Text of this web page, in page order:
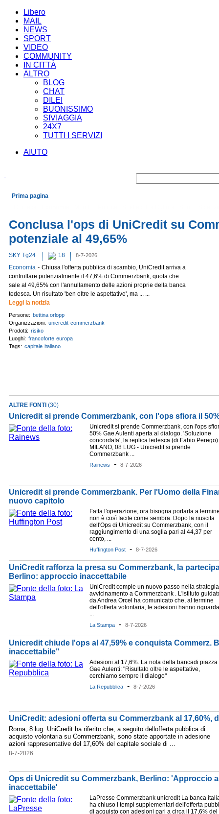
Libero
MAIL
NEWS
SPORT
VIDEO
COMMUNITY
IN CITTÀ
ALTRO
BLOG
CHAT
DILEI
BUONISSIMO
SIVIAGGIA
24X7
TUTTI I SERVIZI
AIUTO
Prima pagina
Conclusa l'ops di UniCredit su
potenziale al 49,65%
SKY Tg24 18 8-7-2026
Economia - Chiusa l'offerta pubblica di scambio, UniCredit arriva a
controllare potenzialmente il 47,6% di Commerzbank, quota che
sale al 49,65% con l'annullamento delle azioni proprie della banca
tedesca. Un risultato 'ben oltre le aspettative', ma ... ...
Leggi la notizia
Persone: bettina orlopp
Organizzazioni: unicredit commerzbank
Prodotti: risiko
Luoghi: francoforte europa
Tags: capitale italiano
ALTRE FONTI (30)
Unicredit si prende Commerzbank, con l'ops sfiora il
Unicredit si prende Commerzbank, con l'ops
50% Gae Aulenti aperta al dialogo. 'Soluzione
concordata', la replica tedesca (di Fabio Perego)
MILANO, 08 LUG - Unicredit si prende
Commerzbank ...
Rainews - 8-7-2026
Unicredit si prende Commerzbank. Per l'Uomo della
nuovo capitolo
Fatta l'operazione, ora bisogna portarla a
non è così facile come sembra. Dopo la riuscita
dell'Ops di Unicredit su Commerzbank, con il
raggiungimento di una soglia pari al 44,37 per
cento, ...
Huffington Post - 8-7-2026
UniCredit rafforza la presa su Commerzbank, la
Berlino: approccio inaccettabile
UniCredit compie un nuovo passo nella
avvicinamento a Commerzbank . L'istituto
da Andrea Orcel ha comunicato che, al termine
dell'offerta volontaria, le adesioni hanno
...
La Stampa - 8-7-2026
Unicredit chiude l'ops al 47,59% e conquista Commerz.
inaccettabile"
Adesioni al 17,6%. La nota della bancadi piazza
Gae Aulenti: "Risultato oltre le aspettative,
cerchiamo sempre il dialogo"
La Repubblica - 8-7-2026
UniCredit: adesioni offerta su Commerzbank al 17,60%,
Roma, 8 lug. UniCredit ha riferito che, a seguito dellofferta pubblica di
acquisto volontaria su Commerzbank, sono state apportate in adesione
azioni rappresentative del 17,60% del capitale sociale di ...
8-7-2026
Ops di Unicredit su Commerzbank, Berlino: 'Approccio
inaccettabile'
LaPresse Commerzbank unicredit La banca
ha chiuso i tempi supplementari dell'offerta
di acquisto con adesioni pari a circa il 17,6% del